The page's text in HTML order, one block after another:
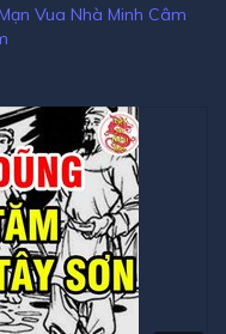
Đại Việt. Đánh bại
đế trong vỏn vẹn 3
Vua Nhà Minh Câm